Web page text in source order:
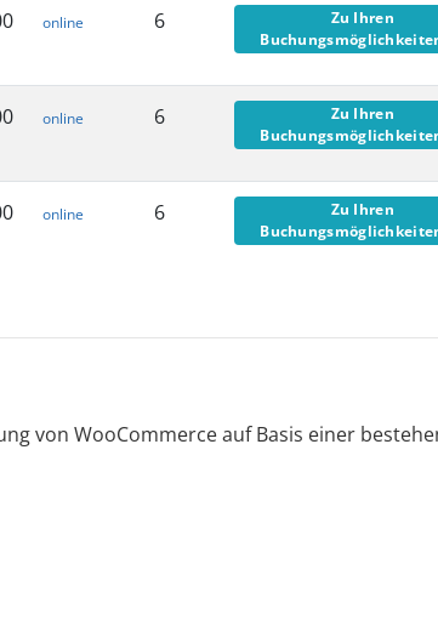
online 6
Zu Ihren
online 6
Zu Ihren
online 6
Zu Ihren
von WooCommerce auf Basis einer